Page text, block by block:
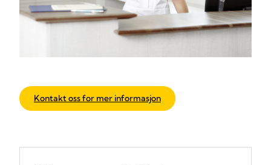
Kontakt oss for mer informasjon